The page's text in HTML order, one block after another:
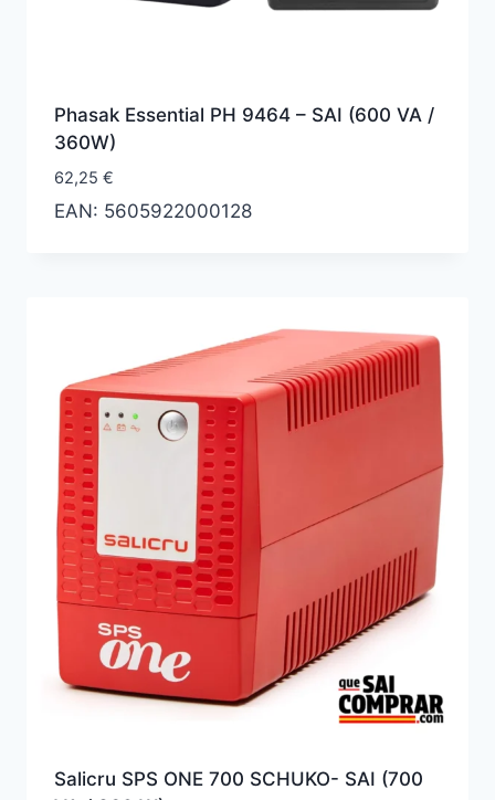
Phasak Essential PH 9464 – SAI (600 VA /
360W)
62,25 €
EAN: 5605922000128
Salicru SPS ONE 700 SCHUKO- SAI (700